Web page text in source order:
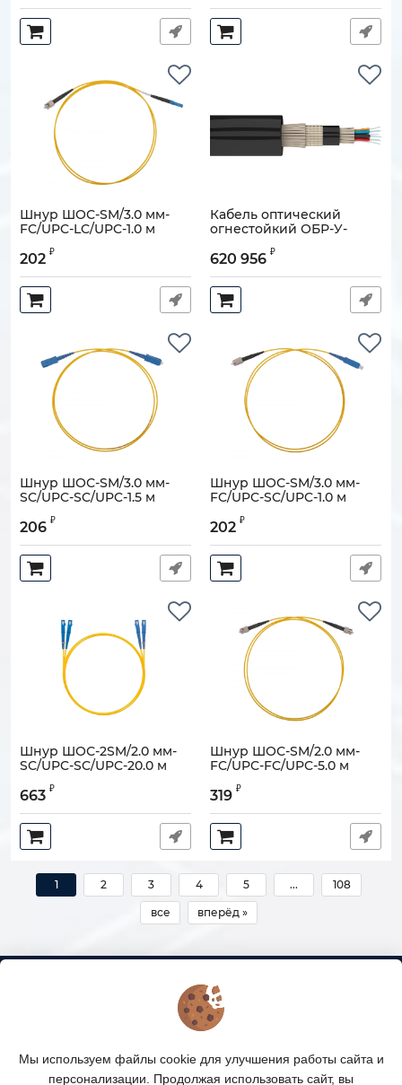
Шнур ШОС-SM/3.0 мм-
FC/UPC-LC/UPC-1.0 м
Артикул:
202 ₽
Кабель оптический
огнестойкий ОБР-У-
1,1кН
Артикул: 130905-04826
620 956 ₽
Шнур ШОС-SM/3.0 мм-
SC/UPC-SC/UPC-1.5 м
Артикул:
206 ₽
Шнур ШОС-SM/3.0 мм-
FC/UPC-SC/UPC-1.0 м
Артикул:
202 ₽
Шнур ШОС-2SM/2.0 мм-
SC/UPC-SC/UPC-20.0 м
Артикул:
663 ₽
Шнур ШОС-SM/2.0 мм-
FC/UPC-FC/UPC-5.0 м
Артикул:
319 ₽
1 2 3 4 5 ... 108
все вперёд »
КАТАЛОГ ТОВАРОВ
Мы используем файлы cookie для улучшения работы сайта и
персонализации. Продолжая использовать сайт, вы